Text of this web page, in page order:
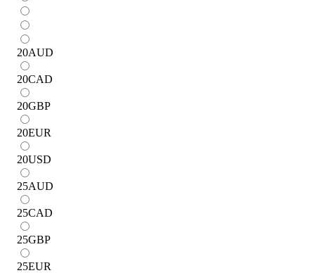
20AUD
20CAD
20GBP
20EUR
20USD
25AUD
25CAD
25GBP
25EUR